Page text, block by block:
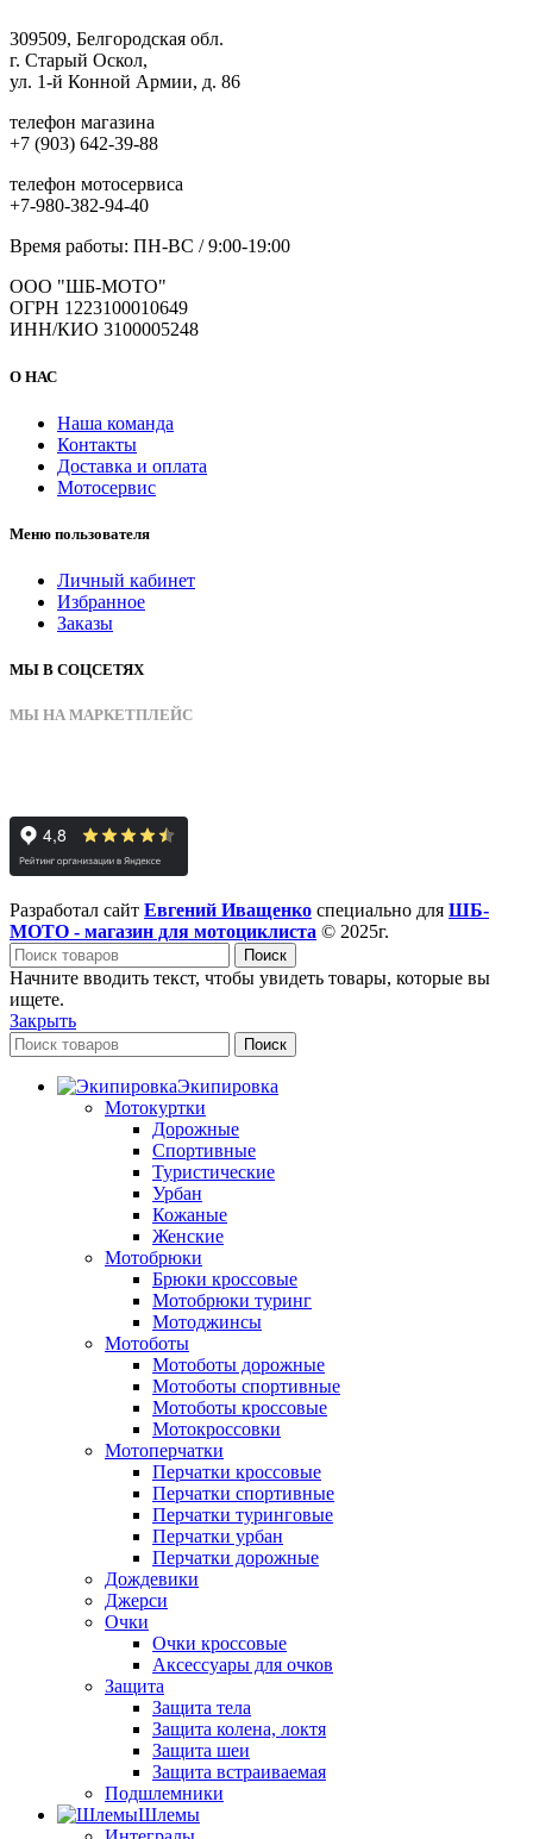
на
товара.
309509, Белгородская обл.
г. Старый Оскол,
ул. 1-й Конной Армии, д. 86
телефон магазина
+7 (903) 642-39-88
телефон мотосервиса
+7-980-382-94-40
Время работы: ПН-ВС / 9:00-19:00
ООО "ШБ-МОТО"
ОГРН 1223100010649
ИНН/КИО 3100005248
О НАС
Наша команда
Контакты
Доставка и оплата
Мотосервис
Меню пользователя
Личный кабинет
Избранное
Заказы
МЫ В СОЦСЕТЯХ
МЫ НА МАРКЕТПЛЕЙС
Разработал сайт Евгений Иващенко специально для ШБ-
МОТО - магазин для мотоциклиста © 2025г.
Поиск
Начните вводить текст, чтобы увидеть товары, которые вы
ищете.
Закрыть
Поиск
Экипировка
Мотокуртки
Дорожные
Спортивные
Туристические
Урбан
Кожаные
Женские
Мотобрюки
Брюки кроссовые
Мотобрюки туринг
Мотоджинсы
Мотоботы
Мотоботы дорожные
Мотоботы спортивные
Мотоботы кроссовые
Мотокроссовки
Мотоперчатки
Перчатки кроссовые
Перчатки спортивные
Перчатки туринговые
Перчатки урбан
Перчатки дорожные
Дождевики
Джерси
Очки
Очки кроссовые
Аксессуары для очков
Защита
Защита тела
Защита колена, локтя
Защита шеи
Защита встраиваемая
Подшлемники
Шлемы